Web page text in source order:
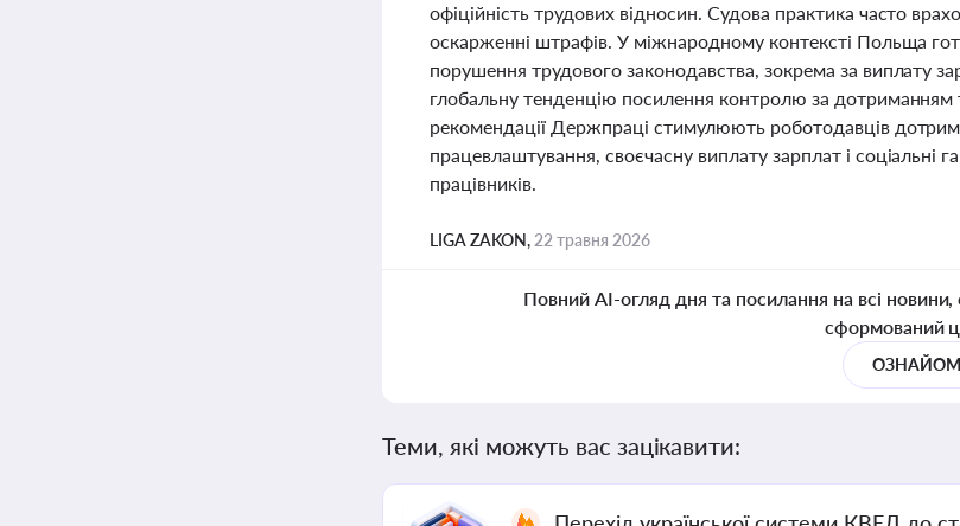
офіційність трудових відносин. Судова практика часто
оскарженні штрафів. У міжнародному контексті Польща
порушення трудового законодавства, зокрема за виплату
глобальну тенденцію посилення контролю за дотриманням
рекомендації Держпраці стимулюють роботодавців
працевлаштування, своєчасну виплату зарплат і соціальні
працівників.
LIGA ZAKON, 22 травня 2026
Повний AI-огляд дня та посилання на всі новини,
сформований
Теми, які можуть вас зацікавити: